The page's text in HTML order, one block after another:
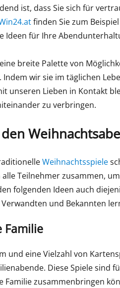
ist, dass Sie sich für
finden Sie zum
Ideen für Ihre
breite Palette von
wir sie im täglichen
unseren Lieben in Kontakt
zu verbringen.
Weihnachtsspiele
Teilnehmer zusammen,
folgenden Ideen auch
und Bekannten
Familie
und eine Vielzahl von
Diese Spiele sind
Familie zusammenbringen